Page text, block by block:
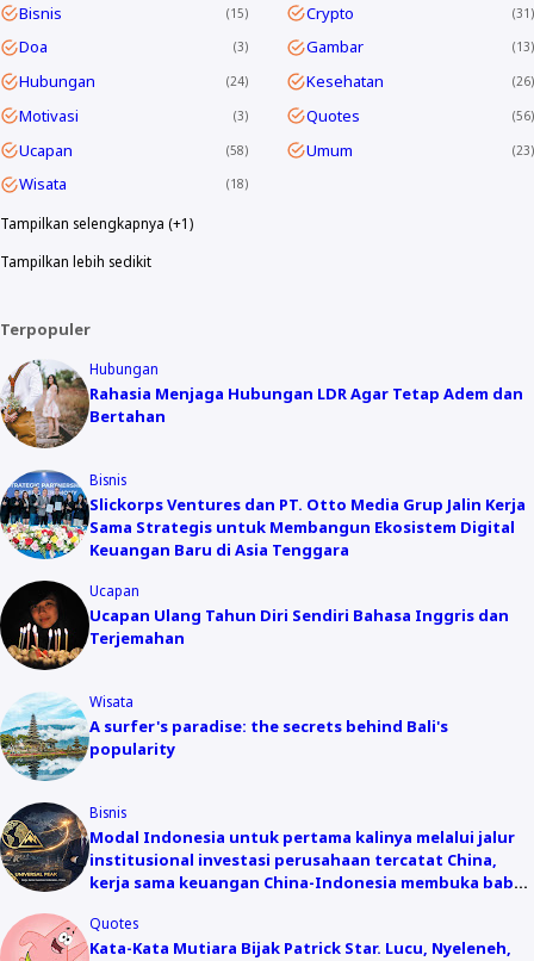
Bisnis
15 Crypto 31
Doa 3 Gambar 13
Hubungan 24 Kesehatan 26
Motivasi 3 Quotes 56
Ucapan 58 Umum 23
Wisata 18
Tampilkan selengkapnya (+1)
Tampilkan lebih sedikit
Terpopuler
Hubungan
Rahasia Menjaga Hubungan LDR Agar Tetap Adem dan
Bertahan
Bisnis
Slickorps Ventures dan PT. Otto Media Grup Jalin Kerja
Sama Strategis untuk Membangun Ekosistem Digital
Keuangan Baru di Asia Tenggara
Ucapan
Ucapan Ulang Tahun Diri Sendiri Bahasa Inggris dan
Terjemahan
Wisata
A surfer's paradise: the secrets behind Bali's
popularity
Bisnis
Modal Indonesia untuk pertama kalinya melalui jalur
institusional investasi perusahaan tercatat China,
kerja sama keuangan China-Indonesia membuka babak
Quotes
Kata-Kata Mutiara Bijak Patrick Star. Lucu, Nyeleneh,